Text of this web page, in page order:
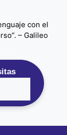
con el
– Galileo